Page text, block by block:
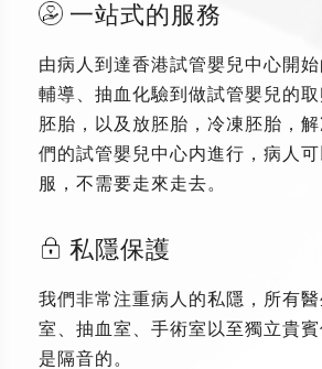
一站式的服務
由病人到達香港試管嬰兒中心開始
輔導、抽血化驗到做試管嬰兒的
胚胎，以及放胚胎，冷凍胚胎，
們的試管嬰兒中心内進行，病人
服，不需要走來走去。
私隱保護
我們非常注重病人的私隱，所有
室、抽血室、手術室以至獨立貴
是隔音的。